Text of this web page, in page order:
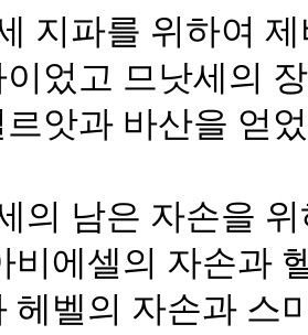
지파를 위하여
었고 므낫세의
앗과 바산을 얻
의 남은 자손을
비에셀의 자손과
헤벨의 자손과 스